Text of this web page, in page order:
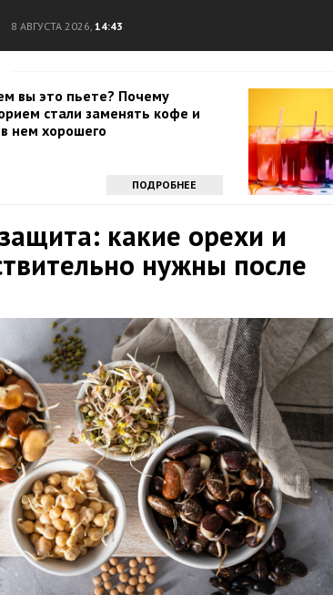
8 АВГУСТА 2026, 14:43
вы это пьете? Почему
стали заменять кофе и
нем хорошего
ПОДРОБНЕЕ
какие орехи и
нужны после